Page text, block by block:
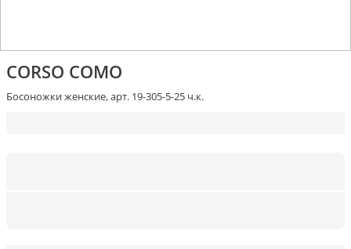
CORSO COMO
Босоножки женские, арт. 19-305-5-25 ч.к.